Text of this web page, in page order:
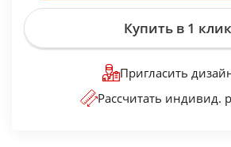
Купить в 1 клик
Пригласить
Рассчитать индивид.